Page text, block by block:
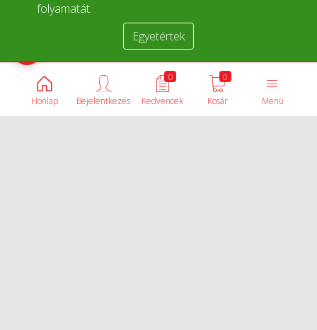
folyamatát.
Egyetértek
Honlap Menü
0
Kosár
0
Kedvencek
Bejelentkezés
Termékek összehasonlítása